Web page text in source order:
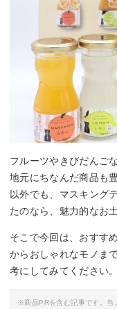
フルーツやきびだんご
地元にちなんだ商品も
以外でも、マスキング
たのなら、魅力的なお
そこで今回は、おすす
からおしゃれなモノま
考にしてみてください。
※商品PRを含む記事です。当